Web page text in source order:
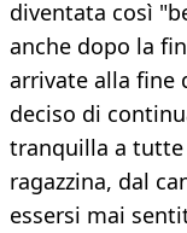
diventata così
anche dopo la
arrivate alla fine
deciso di
tranquilla a tutte
ragazzina, dal
essersi mai